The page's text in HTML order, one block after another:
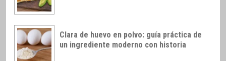
Clara de huevo en polvo: guía práctica de
un ingrediente moderno con historia